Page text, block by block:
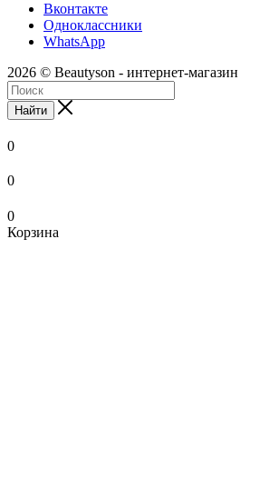
Вконтакте
Одноклассники
WhatsApp
2026 © Beautyson - интернет-магазин
Найти
0
0
0
Корзина